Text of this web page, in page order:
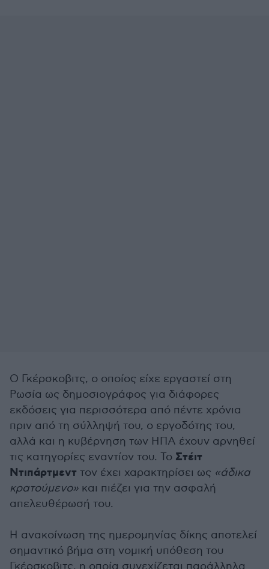
Ο Γκέρσκοβιτς, ο οποίος είχε εργαστεί στη
Ρωσία ως δημοσιογράφος για διάφορες
εκδόσεις για περισσότερα από πέντε χρόνια
πριν από τη σύλληψή του, ο εργοδότης του,
αλλά και η κυβέρνηση των ΗΠΑ έχουν αρνηθεί
τις κατηγορίες εναντίον του. Το Στέιτ
Ντιπάρτμεντ τον έχει χαρακτηρίσει ως «άδικα
κρατούμενο» και πιέζει για την ασφαλή
απελευθέρωσή του.
Η ανακοίνωση της ημερομηνίας δίκης αποτελεί
σημαντικό βήμα στη νομική υπόθεση του
Γκέρσκοβιτς, η οποία συνεχίζεται παράλληλα